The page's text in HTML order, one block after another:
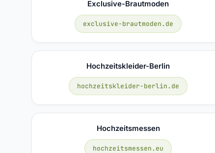
Exclusive-Brautmoden
exclusive-brautmoden.de
Hochzeitskleider-Berlin
hochzeitskleider-berlin.de
Hochzeitsmessen
hochzeitsmessen.eu